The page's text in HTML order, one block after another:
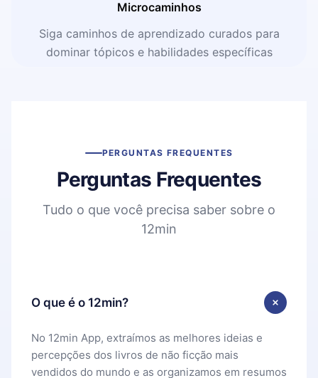
Microcaminhos
Siga caminhos de aprendizado curados para
dominar tópicos e habilidades específicas
PERGUNTAS FREQUENTES
Perguntas Frequentes
Tudo o que você precisa saber sobre o
12min
O que é o 12min?
No 12min App, extraímos as melhores ideias e
percepções dos livros de não ficção mais
vendidos do mundo e as organizamos em resumos